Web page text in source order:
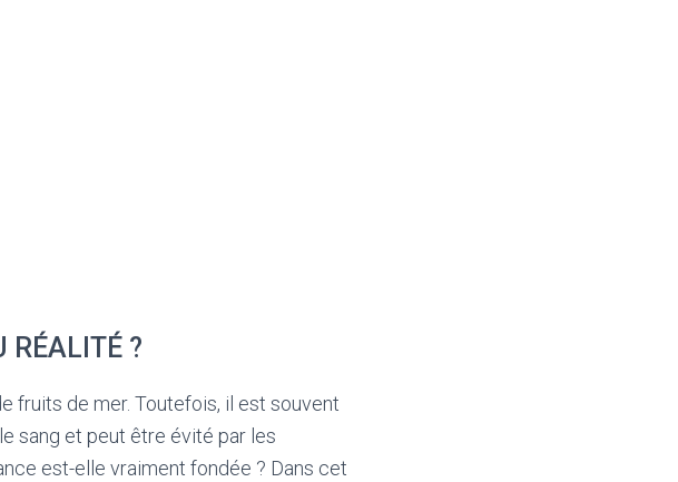
RÉALITÉ ?
fruits de mer. Toutefois, il est souvent
sang et peut être évité par les
est-elle vraiment fondée ? Dans cet